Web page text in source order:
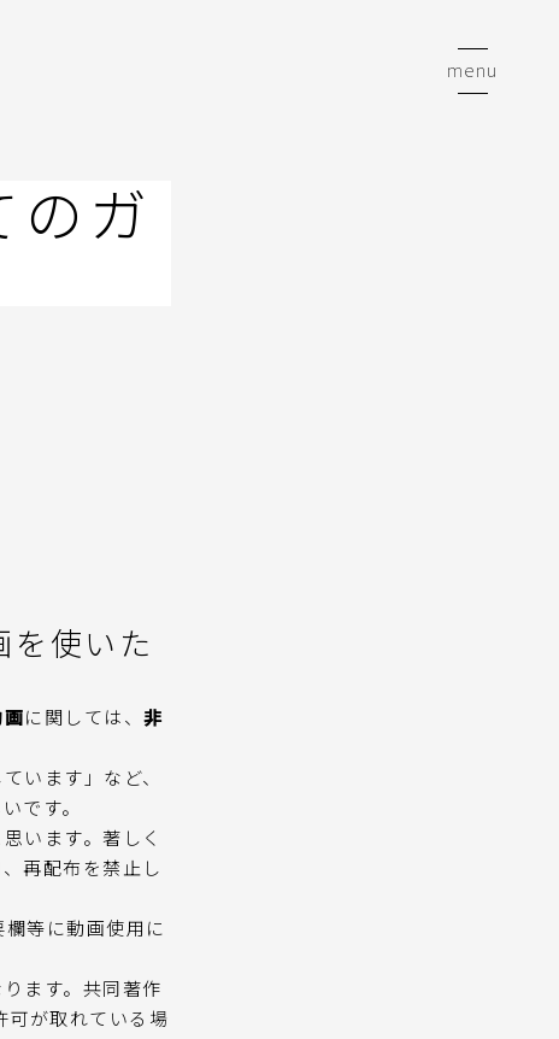
menu
ガ
を使いた
に関しては、 非
います」など、
です。
います。著しく
再配布を禁止し
等に動画使用に
ます。共同著作
可が取れている場